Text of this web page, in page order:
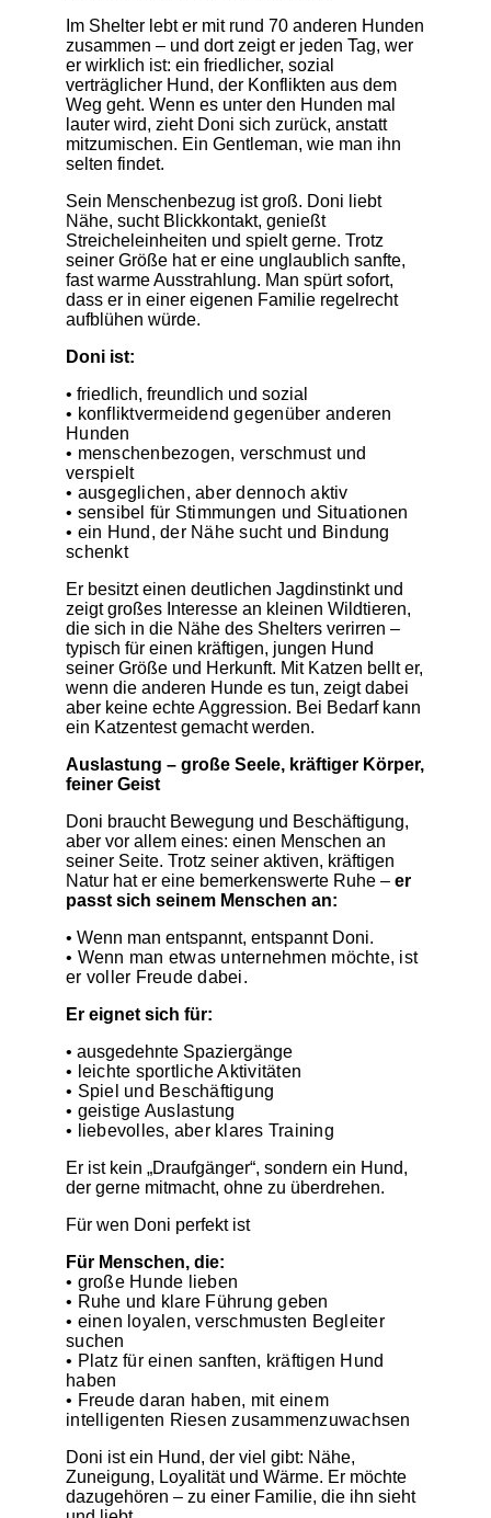
Im Shelter lebt er mit rund 70 anderen Hunden
zusammen – und dort zeigt er jeden Tag, wer
er wirklich ist: ein friedlicher, sozial
verträglicher Hund, der Konflikten aus dem
Weg geht. Wenn es unter den Hunden mal
lauter wird, zieht Doni sich zurück, anstatt
mitzumischen. Ein Gentleman, wie man ihn
selten findet.
Sein Menschenbezug ist groß. Doni liebt
Nähe, sucht Blickkontakt, genießt
Streicheleinheiten und spielt gerne. Trotz
seiner Größe hat er eine unglaublich sanfte,
fast warme Ausstrahlung. Man spürt sofort,
dass er in einer eigenen Familie regelrecht
aufblühen würde.
Doni ist:
• friedlich, freundlich und sozial
• konfliktvermeidend gegenüber anderen
Hunden
• menschenbezogen, verschmust und
verspielt
• ausgeglichen, aber dennoch aktiv
• sensibel für Stimmungen und Situationen
• ein Hund, der Nähe sucht und Bindung
schenkt
Er besitzt einen deutlichen Jagdinstinkt und
zeigt großes Interesse an kleinen Wildtieren,
die sich in die Nähe des Shelters verirren –
typisch für einen kräftigen, jungen Hund
seiner Größe und Herkunft. Mit Katzen bellt er,
wenn die anderen Hunde es tun, zeigt dabei
aber keine echte Aggression. Bei Bedarf kann
ein Katzentest gemacht werden.
Auslastung – große Seele, kräftiger Körper,
feiner Geist
Doni braucht Bewegung und Beschäftigung,
aber vor allem eines: einen Menschen an
seiner Seite. Trotz seiner aktiven, kräftigen
Natur hat er eine bemerkenswerte Ruhe – er
passt sich seinem Menschen an:
• Wenn man entspannt, entspannt Doni.
• Wenn man etwas unternehmen möchte, ist
er voller Freude dabei.
Er eignet sich für:
• ausgedehnte Spaziergänge
• leichte sportliche Aktivitäten
• Spiel und Beschäftigung
• geistige Auslastung
• liebevolles, aber klares Training
Er ist kein „Draufgänger“, sondern ein Hund,
der gerne mitmacht, ohne zu überdrehen.
Für wen Doni perfekt ist
Für Menschen, die:
• große Hunde lieben
• Ruhe und klare Führung geben
• einen loyalen, verschmusten Begleiter
suchen
• Platz für einen sanften, kräftigen Hund
haben
• Freude daran haben, mit einem
intelligenten Riesen zusammenzuwachsen
Doni ist ein Hund, der viel gibt: Nähe,
Zuneigung, Loyalität und Wärme. Er möchte
dazugehören – zu einer Familie, die ihn sieht